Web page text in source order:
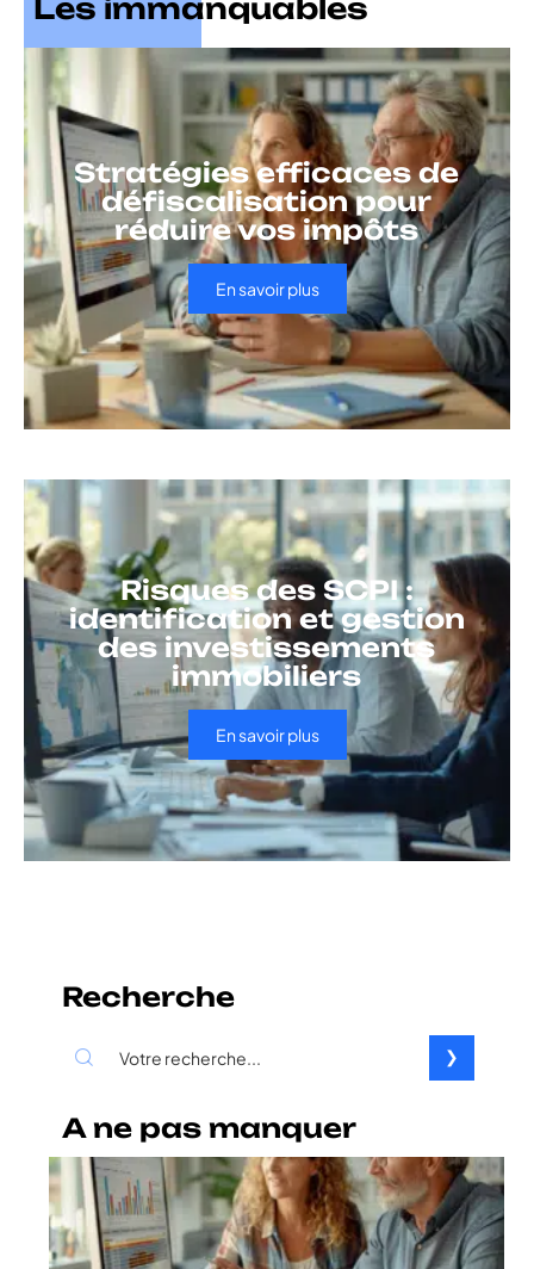
Les immanquables
Stratégies efficaces de
défiscalisation pour
réduire vos impôts
En savoir plus
Risques des SCPI :
identification et gestion
des investissements
immobiliers
En savoir plus
Recherche
A ne pas manquer